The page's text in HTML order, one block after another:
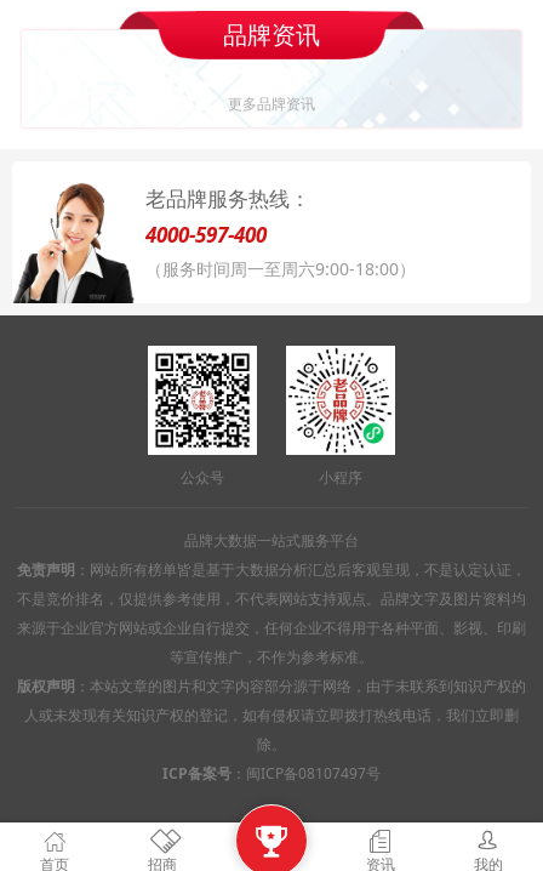
品牌资讯
更多品牌资讯
老品牌服务热线：
4000-597-400
（服务时间周一至周六9:00-18:00）
公众号 小程序
品牌大数据一站式服务平台
免责声明 ：网站所有榜单皆是基于大数据分析汇总后客观呈现，不是认定认证，
不是竞价排名，仅提供参考使用，不代表网站支持观点。品牌文字及图片资料均
来源于企业官方网站或企业自行提交，任何企业不得用于各种平面、影视、印刷
等宣传推广，不作为参考标准。
版权声明 ：本站文章的图片和文字内容部分源于网络，由于未联系到知识产权的
人或未发现有关知识产权的登记，如有侵权请立即拨打热线电话，我们立即删
除。
ICP备案号 ： 闽ICP备08107497号
首页 招商

资讯 我的